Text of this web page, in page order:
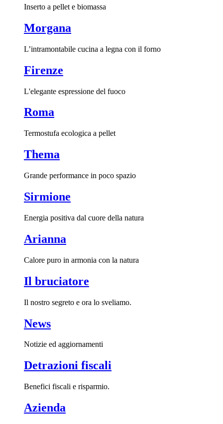
Inserto a pellet e biomassa
Morgana
L’intramontabile cucina a legna con il forno
Firenze
L'elegante espressione del fuoco
Roma
Termostufa ecologica a pellet
Thema
Grande performance in poco spazio
Sirmione
Energia positiva dal cuore della natura
Arianna
Calore puro in armonia con la natura
Il bruciatore
Il nostro segreto e ora lo sveliamo.
News
Notizie ed aggiornamenti
Detrazioni fiscali
Benefici fiscali e risparmio.
Azienda